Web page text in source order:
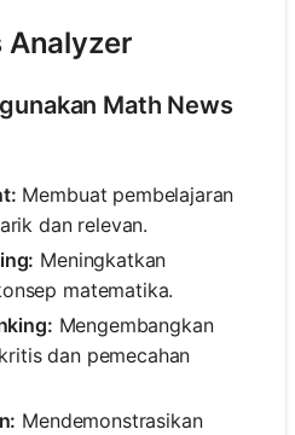
Analyzer
Math News
Membuat pembelajaran
dan relevan.
Meningkatkan
matematika.
Mengembangkan
dan pemecahan
Mendemonstrasikan